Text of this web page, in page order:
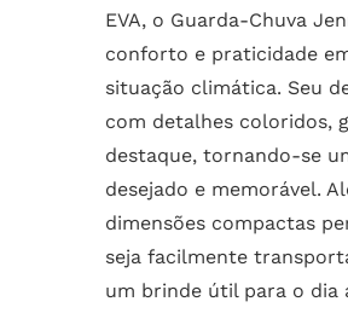
EVA, o Guarda-Chuva
conforto e praticidade
situação climática. Seu
com detalhes coloridos,
destaque, tornando-se
desejado e memorável.
dimensões compactas
seja facilmente
um brinde útil para o dia